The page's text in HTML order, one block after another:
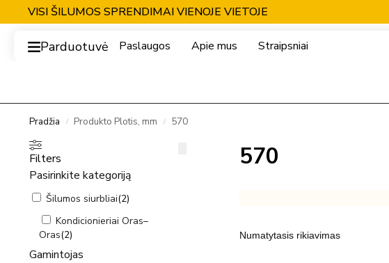
VISI ŠILUMOS SPRENDIMAI VIENOJE VIETOJE
Parduotuvė Paslaugos Apie mus Straipsniai
Pradžia / Produkto Plotis, mm / 570
570
Filters
Pasirinkite kategoriją
Šilumos siurbliai(2)
Kondicionieriai Oras–
Oras(2)
Gamintojas